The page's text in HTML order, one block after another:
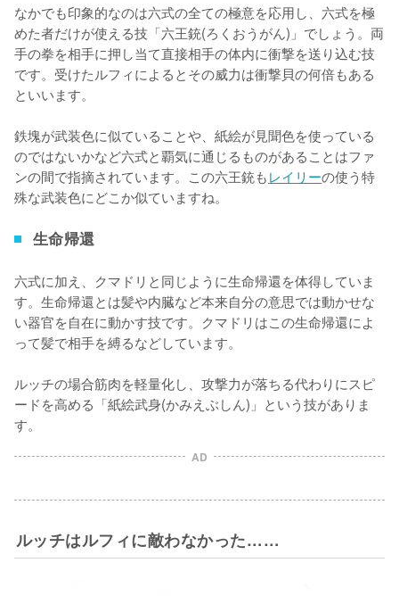
なかでも印象的なのは六式の全ての極意を応用し、六式を極
めた者だけが使える技「六王銃(ろくおうがん)」でしょう。両
手の拳を相手に押し当て直接相手の体内に衝撃を送り込む技
です。受けたルフィによるとその威力は衝撃貝の何倍もある
といいます。
鉄塊が武装色に似ていることや、紙絵が見聞色を使っている
のではないかなど六式と覇気に通じるものがあることはファ
ンの間で指摘されています。この六王銃もレイリーの使う特
殊な武装色にどこか似ていますね。
生命帰還
六式に加え、クマドリと同じように生命帰還を体得していま
す。生命帰還とは髪や内臓など本来自分の意思では動かせな
い器官を自在に動かす技です。クマドリはこの生命帰還によ
って髪で相手を縛るなどしています。
ルッチの場合筋肉を軽量化し、攻撃力が落ちる代わりにスピ
ードを高める「紙絵武身(かみえぶしん)」という技がありま
す。
AD
ルッチはルフィに敵わなかった……